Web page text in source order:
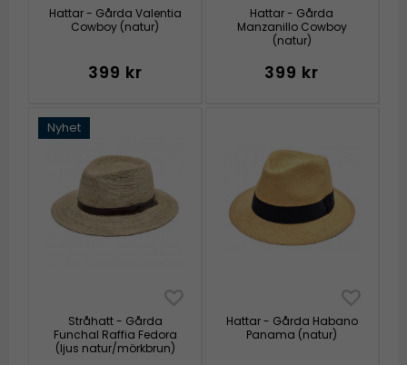
Hattar - Gårda Valentia
Cowboy (natur)
399 kr
Hattar - Gårda
Manzanillo Cowboy
(natur)
399 kr
Nyhet
Stråhatt - Gårda
Funchal Raffia Fedora
(ljus natur/mörkbrun)
Hattar - Gårda Habano
Panama (natur)